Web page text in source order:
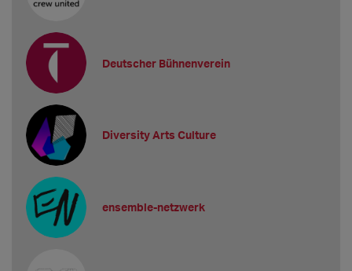
Deutscher Bühnenverein
Diversity Arts Culture
ensemble-netzwerk